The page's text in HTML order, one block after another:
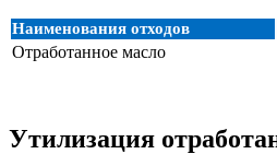
Наименования отходов
Отработанное масло
Утилизация